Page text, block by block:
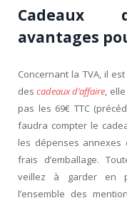
Cadeaux
avantages
Concernant la TVA, il
descadeaux d’affaire,
pas les 69€ TTC
faudra compter le
les dépenses
frais d’emballage.
veillez à garder en
l’ensemble des